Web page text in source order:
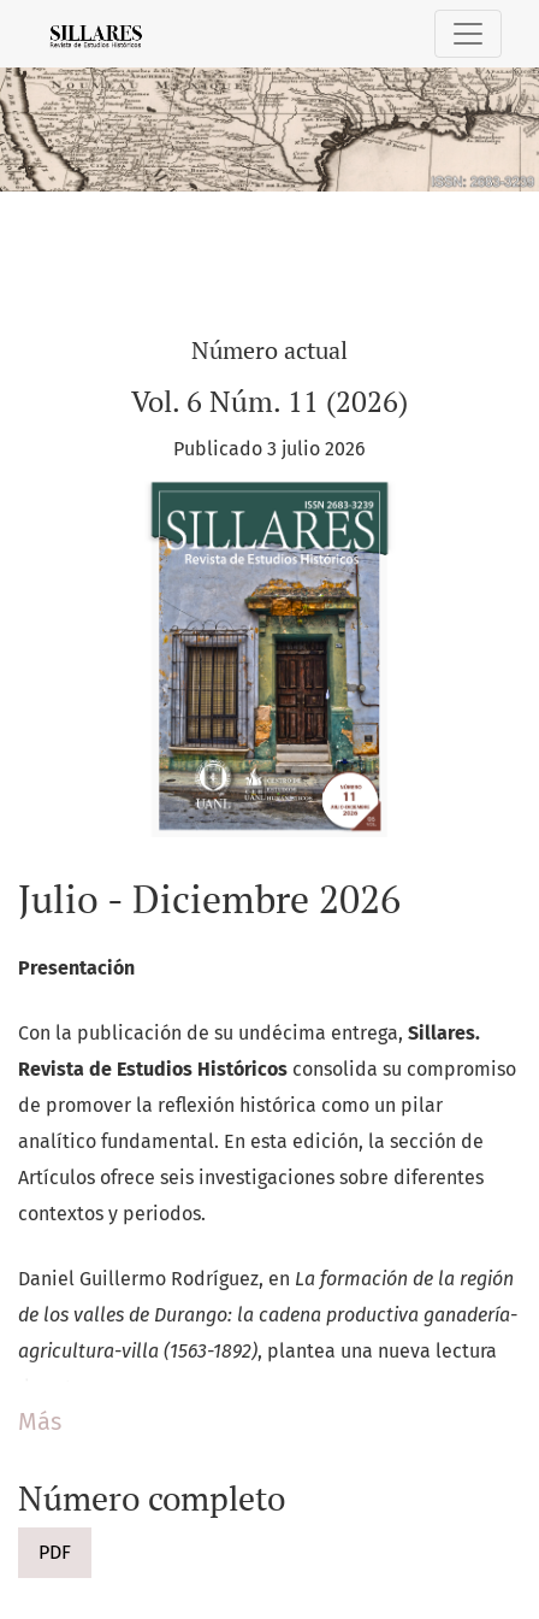
Sillares. Revista de Estudios Históricos
Número actual
Vol. 6 Núm. 11 (2026)
Publicado 3 julio 2026
Julio - Diciembre 2026
Presentación
Con la publicación de su undécima entrega, Sillares.
Revista de Estudios Históricos consolida su compromiso
de promover la reflexión histórica como un pilar
analítico fundamental. En esta edición, la sección de
Artículos ofrece seis investigaciones sobre diferentes
contextos y periodos.
Daniel Guillermo Rodríguez, en La formación de la región
de los valles de Durango: la cadena productiva ganadería-
agricultura-villa (1563-1892), plantea una nueva lectura
modernidad: trayectoria de la formación técnica de las
elites del norte de México en el extranjero (1870-1918)
explora la estrecha vinculación entre el ámbito
Más
Número completo
PDF